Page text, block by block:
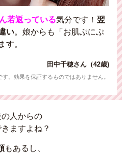
若返っている気分です！ 翌
い。娘からも「お肌ぷにぷ
す。
田中千穂さん（42歳)
。効果を保証するものではありません。
人からの
ますよね？
もあるし、